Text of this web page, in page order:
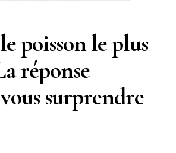
poisson le plus
réponse
surprendre